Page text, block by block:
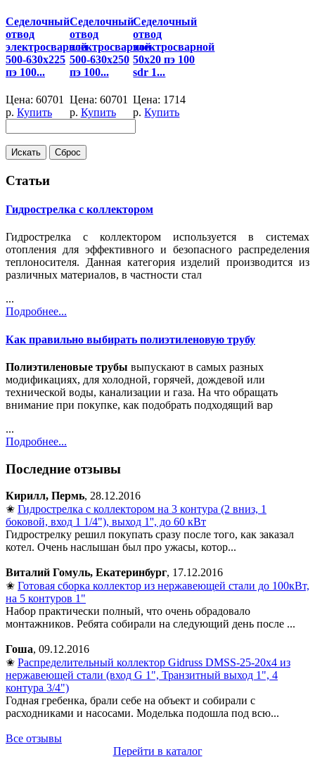
Седелочный
отвод
электросварной
500-630x225
пэ 100...
Цена: 60701
р. Купить
Седелочный
отвод
электросварной
500-630x250
пэ 100...
Цена: 60701
р. Купить
Седелочный
отвод
электросварной
50x20 пэ 100
sdr 1...
Цена: 1714
р. Купить
Статьи
Гидрострелка с коллектором
Гидрострелка с коллектором используется в системах
отопления для эффективного и безопасного распределения
теплоносителя. Данная категория изделий производится из
различных материалов, в частности стал
...
Подробнее...
Как правильно выбирать полиэтиленовую трубу
Полиэтиленовые трубы выпускают в самых разных
модификациях, для холодной, горячей, дождевой или
технической воды, канализации и газа. На что обращать
внимание при покупке, как подобрать подходящий вар
...
Подробнее...
Последние отзывы
Кирилл, Пермь, 28.12.2016
✬ Гидрострелка с коллектором на 3 контура (2 вниз, 1
боковой, вход 1 1/4"), выход 1'', до 60 кВт
Гидрострелку решил покупать сразу после того, как заказал
котел. Очень наслышан был про ужасы, котор...
Виталий Гомуль, Екатеринбург, 17.12.2016
✬ Готовая сборка коллектор из нержавеющей стали до 100кВт,
на 5 контуров 1"
Набор практически полный, что очень обрадовало
монтажников. Ребята собирали на следующий день после ...
Гоша, 09.12.2016
✬ Распределительный коллектор Gidruss DMSS-25-20x4 из
нержавеющей стали (вход G 1", Транзитный выход 1", 4
контура 3/4")
Годная гребенка, брали себе на объект и собирали с
расходниками и насосами. Моделька подошла под всю...
Все отзывы
Перейти в каталог